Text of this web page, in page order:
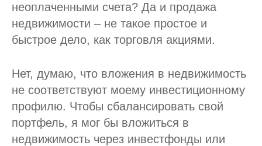
неоплаченными счета? Да и продажа
недвижимости – не такое простое и
быстрое дело, как торговля акциями.
Нет, думаю, что вложения в недвижимость
не соответствуют моему инвестиционному
профилю. Чтобы сбалансировать свой
портфель, я мог бы вложиться в
недвижимость через инвестфонды или